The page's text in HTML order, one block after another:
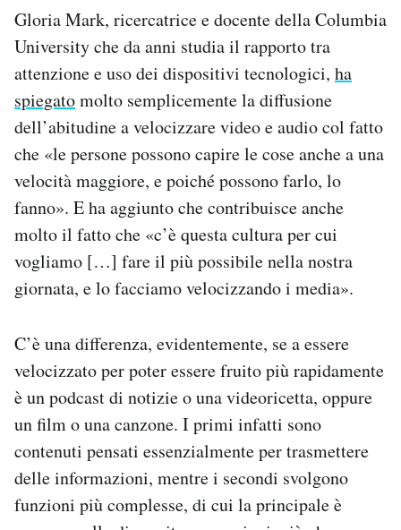
Gloria Mark, ricercatrice e docente della Columbia
University che da anni studia il rapporto tra
attenzione e uso dei dispositivi tecnologici, ha
spiegatomolto semplicemente la diffusione
dell’abitudine a velocizzare video e audio col fatto
che «le persone possono capire le cose anche a una
velocità maggiore, e poiché possono farlo, lo
fanno». E ha aggiunto che contribuisce anche
molto il fatto che «c’è questa cultura per cui
vogliamo […] fare il più possibile nella nostra
giornata, e lo facciamo velocizzando i media».
C’è una differenza, evidentemente, se a essere
velocizzato per poter essere fruito più rapidamente
è un podcast di notizie o una videoricetta, oppure
un film o una canzone. I primi infatti sono
contenuti pensati essenzialmente per trasmettere
delle informazioni, mentre i secondi svolgono
funzioni più complesse, di cui la principale è